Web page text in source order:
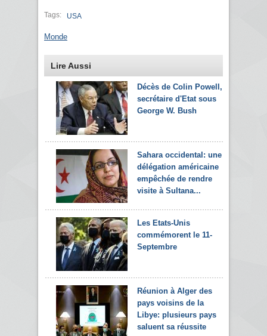
Tags: USA
Monde
Lire Aussi
Décès de Colin Powell,
secrétaire d'Etat sous
George W. Bush
Sahara occidental: une
délégation américaine
empêchée de rendre
visite à Sultana...
Les Etats-Unis
commémorent le 11-
Septembre
Réunion à Alger des
pays voisins de la
Libye: plusieurs pays
saluent sa réussite